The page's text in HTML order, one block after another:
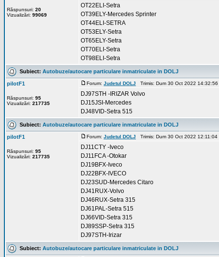
Răspunsuri: 20
Vizualizări: 99069
OT22ELI-Setra
OT39ELY-Mercedes Sprinter
OT44ELI-SETRA
OT53ELY-Setra
OT65ELY-Setra
OT70ELI-Setra
OT98ELI-Setra
Subiect: Autobuze/autocare particulare inmatriculate in DOLJ
pilotF1
Răspunsuri: 95
Vizualizări: 217735
Forum: Judetul DOLJ Trimis: Dum 30 Oct 2022
DJ97STH -IRIZAR Volvo
DJ15JSI-Mercedes
DJ48VID-Setra 515
Subiect: Autobuze/autocare particulare inmatriculate in DOLJ
pilotF1
Răspunsuri: 95
Vizualizări: 217735
Forum: Judetul DOLJ Trimis: Dum 30 Oct 2022
DJ11CTY -Iveco
DJ11FCA -Otokar
DJ19BFX-Iveco
DJ22BFX-IVECO
DJ23SUD-Mercedes Citaro
DJ41RUX-Volvo
DJ46RUX-Setra 315
DJ61PAL-Setra 515
DJ66VID-Setra 315
DJ89SSP-Setra 315
DJ97STH-Irizar
Subiect: Autobuze/autocare particulare inmatriculate in DOLJ